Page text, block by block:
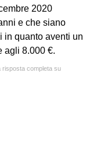
2020
e che siano
in quanto aventi un
agli 8.000 €.
risposta completa su